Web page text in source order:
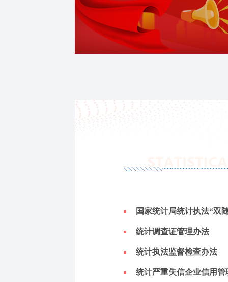
国家统计局统计执法“双
统计调查证管理办法
统计执法监督检查办法
统计严重失信企业信用管